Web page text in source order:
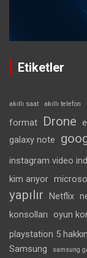
Etiketler
akıllı saat akıllı telefon
format
Drone
galaxy note
instagram video
kim arıyor
yapılır Netflix
konsolları
oyun
playstation 5
Samsung samsung